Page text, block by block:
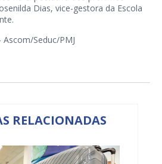
Dias, vice-gestora da Escola
Seduc/PMJ
RELACIONADAS